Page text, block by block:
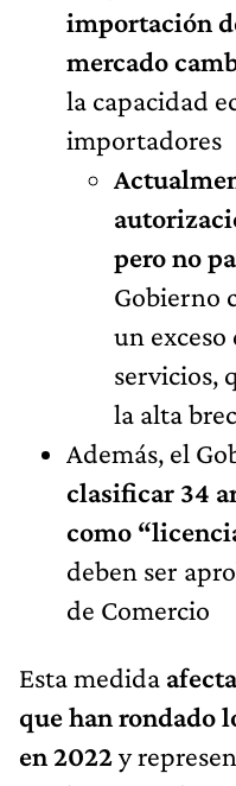
importación
mercado
la capacidad
importadores
pero no
Gobierno
un exceso
servicios,
la alta
Además, el
clasificar 34
como
deben ser
de Comercio
Esta medida
que han rondado
en 2022y